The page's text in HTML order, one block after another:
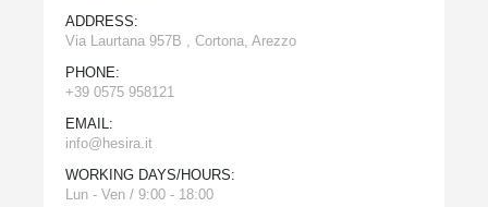
ADDRESS:
Via Laurtana 957B , Cortona, Arezzo
PHONE:
+39 0575 958121
EMAIL:
info@hesira.it
WORKING DAYS/HOURS:
Lun - Ven / 9:00 - 18:00